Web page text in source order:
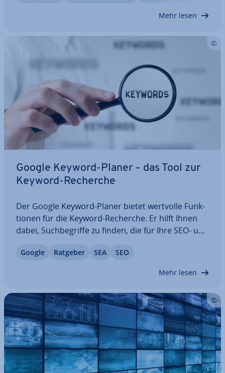
Mehr lesen
Google Keyword-Planer – das Tool zur
Keyword-Recherche
Der Google Keyword-Planer bietet wertvolle Funk­
tio­nen für die Keyword-Recherche. Er hilft Ihnen
dabei, Such­be­grif­fe zu finden, die für Ihre SEO- und
Artikel erfahren Sie alles über die neuesten Funk­
Google Ratgeber SEA SEO
Mehr lesen